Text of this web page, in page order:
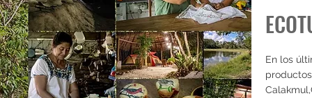
En los